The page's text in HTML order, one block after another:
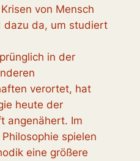
von Mensch
dazu da, um studiert
in der
verortet, hat
heute der
angenähert. Im
spielen
eine größere